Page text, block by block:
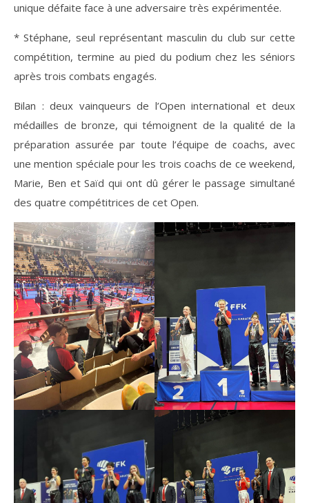
unique défaite face à une adversaire très expérimentée.
* Stéphane, seul représentant masculin du club sur cette
compétition, termine au pied du podium chez les séniors
après trois combats engagés.
Bilan : deux vainqueurs de l’Open international et deux
médailles de bronze, qui témoignent de la qualité de la
préparation assurée par toute l’équipe de coachs, avec
une mention spéciale pour les trois coachs de ce weekend,
Marie, Ben et Saïd qui ont dû gérer le passage simultané
des quatre compétitrices de cet Open.